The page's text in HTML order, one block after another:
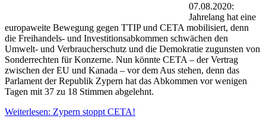
07.08.2020:
Jahrelang hat eine
europaweite Bewegung gegen TTIP und CETA mobilisiert, denn
die Freihandels- und Investitionsabkommen schwächen den
Umwelt- und Verbraucherschutz und die Demokratie zugunsten von
Sonderrechten für Konzerne. Nun könnte CETA – der Vertrag
zwischen der EU und Kanada – vor dem Aus stehen, denn das
Parlament der Republik Zypern hat das Abkommen vor wenigen
Tagen mit 37 zu 18 Stimmen abgelehnt.
Weiterlesen: Zypern stoppt CETA!